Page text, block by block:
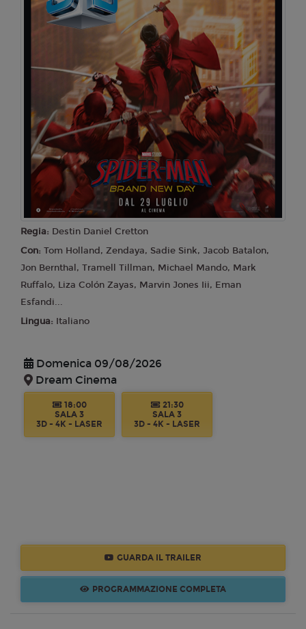
Regia: Destin Daniel Cretton
Con: Tom Holland, Zendaya, Sadie Sink, Jacob Batalon,
Jon Bernthal, Tramell Tillman, Michael Mando, Mark
Ruffalo, Liza Colón Zayas, Marvin Jones Iii, Eman
Esfandi...
Lingua: Italiano
Domenica 09/08/2026
Dream Cinema
18:00
SALA 3
3D - 4K - LASER
21:30
SALA 3
3D - 4K - LASER
GUARDA IL TRAILER
PROGRAMMAZIONE COMPLETA